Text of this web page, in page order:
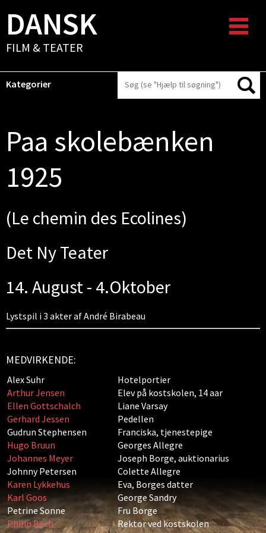
DANSK
FILM & TEATER
Kategorier
Paa skolebænken
1925
(Le chemin des Ecolines)
Det Ny Teater
14. August - 4.Oktober
Lystspil i 3 akter af André Birabeau
MEDVIRKENDE:
Alex Suhr
Hotelportier
Arthur Jensen
Elev på kostskolen, 14 aar
Ellen Gottschalch
Liane Varsay
Gerhard Jessen
Pedellen
Gudrun Stephensen
Franciska, tjenestepige
Hugo Bruun
Georges Allegre
Johannes Meyer
Joseph Borge, auktionarius
Johnny Petersen
Colette Allegre
Karen Lykkehus
Eva, Borges datter
Karl Goos
George Sandry
Petrine Sonne
Fru Borge
Philip Bech
Rektor ved kostskolen